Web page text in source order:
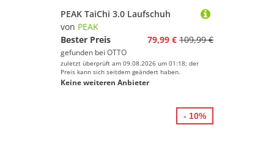
PEAK TaiChi 3.0 Laufschuh
von PEAK
Bester Preis
79,99 € 109,99 €
gefunden bei OTTO
zuletzt überprüft am 09.08.2026 um 01:18; der
Preis kann sich seitdem geändert haben.
Keine weiteren Anbieter
- 10%